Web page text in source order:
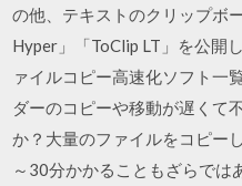
の他、テキストのクリップボ
Hyper」「ToClip LT」を公開
ァイルコピー高速化ソフト一
ダーのコピーや移動が遅くて
か？大量のファイルをコピー
～30分かかることもざらでは